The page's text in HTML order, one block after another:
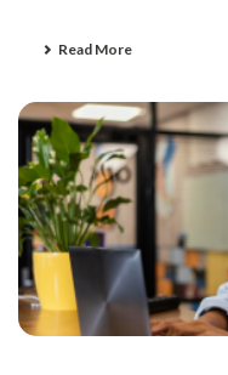
Read More